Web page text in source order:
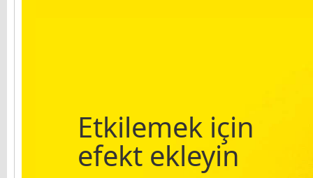
Etkilemek için
efekt ekleyin